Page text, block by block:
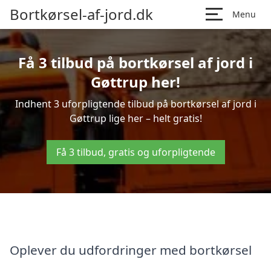
Bortkørsel-af-jord.dk Menu
Få 3 tilbud på bortkørsel af jord i
Gøttrup her!
Indhent 3 uforpligtende tilbud på bortkørsel af jord i
Gøttrup lige her – helt gratis!
Få 3 tilbud, gratis og uforpligtende
Oplever du udfordringer med bortkørsel